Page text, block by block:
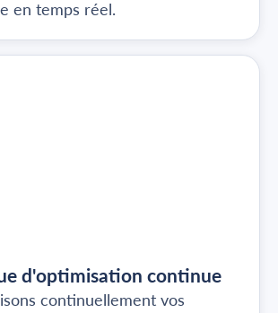
en temps réel.
d'optimisation continue
continuellement vos